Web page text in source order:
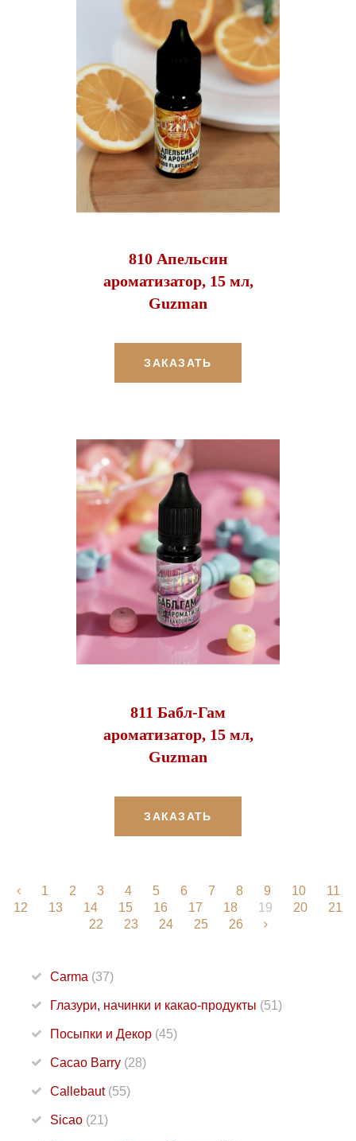
810 Апельсин
ароматизатор, 15 мл,
Guzman
ЗАКАЗАТЬ
811 Бабл-Гам
ароматизатор, 15 мл,
Guzman
ЗАКАЗАТЬ
1 2 3 4 5 6 7 8 9 10
11
12
13 14 15 16 17 18 19 20
21
22
23 24 25 26
Carma (37)
Глазури, начинки и какао-продукты (51)
Посыпки и Декор (45)
Cacao Barry (28)
Callebaut (55)
Sicao (21)